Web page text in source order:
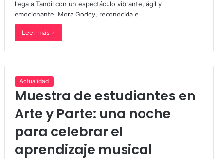
llega a Tandil con un espectáculo vibrante, ágil y
emocionante. Mora Godoy, reconocida e
Leer más »
Actualidad
Muestra de estudiantes en
Arte y Parte: una noche
para celebrar el
aprendizaje musical